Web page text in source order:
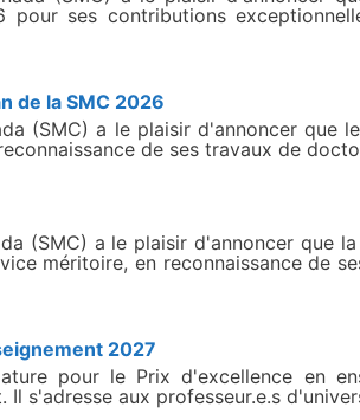
ses contributions
de la SMC 2026
(SMC) a le plaisir d'annoncer que
de ses travaux de
(SMC) a le plaisir d'annoncer que
méritoire, en reconnaissance de
2027
pour le Prix d'excellence en
s'adresse aux professeur.e.s